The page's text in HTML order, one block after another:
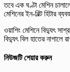
তবে এক ঘণ্টা মেশিন
মেশিনের ইন-বিল্ট হিটার
ওয়াশিং মেশিনে বিদ্যুৎ
বিদ্যুৎ বিল হাতের নাগালে
নিউজটি শেয়ার করুন